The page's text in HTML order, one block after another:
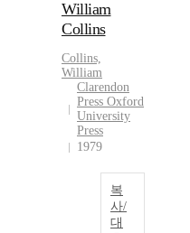
William
Collins
Collins,
William
Clarendon
Press Oxford
University
Press
1979
복
사/
대